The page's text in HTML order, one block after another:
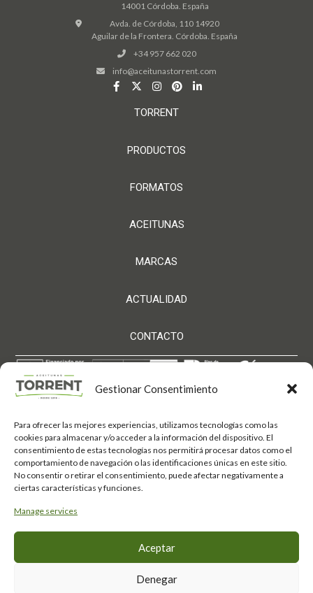
Gestionar Consentimiento
Para ofrecer las mejores experiencias, utilizamos tecnologías como las
cookies para almacenar y/o acceder a la información del dispositivo. El
consentimiento de estas tecnologías nos permitirá procesar datos como el
comportamiento de navegación o las identificaciones únicas en este sitio.
No consentir o retirar el consentimiento, puede afectar negativamente a
ciertas características y funciones.
Manage services
Aceptar
Denegar
14001 Córdoba. España
Avda. de Córdoba, 110 14920
Aguilar de la Frontera. Córdoba. España
+34 957 662 020
info@aceitunastorrent.com
TORRENT
PRODUCTOS
FORMATOS
ACEITUNAS
MARCAS
ACTUALIDAD
CONTACTO
Aceitunas Torrent S.L. ha sido beneficiaria de Fondos
Europeos, cuyo objetivo es el refuerzo del crecimiento
sostenible y la competitividad de las PYMES, y
gracias al cual ha puesto en marcha un Plan de
Acción con el objetivo de mejorar su competitividad
mediante la transformación digital, la promoción
online y el comercio electrónico en mercados
contado con el apoyo del Programa Xpande Digital
Desarrollo Regional
Aviso Legal·Política de Cookies ·
Condiciones generales venta